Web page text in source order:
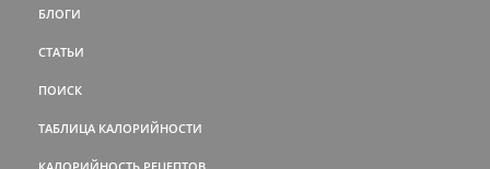
БЛОГИ
СТАТЬИ
ПОИСК
ТАБЛИЦА КАЛОРИЙНОСТИ